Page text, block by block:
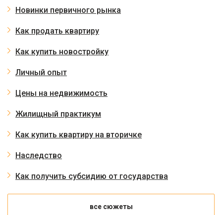
Новинки первичного рынка
Как продать квартиру
Как купить новостройку
Личный опыт
Цены на недвижимость
Жилищный практикум
Как купить квартиру на вторичке
Наследство
Как получить субсидию от государства
все сюжеты